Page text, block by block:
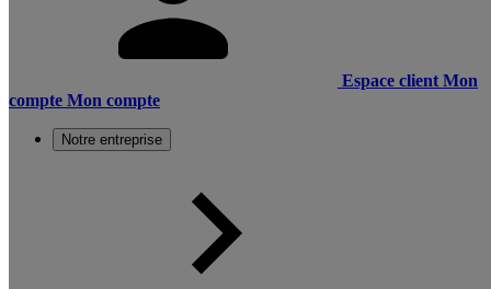
Espace client Mon
compte Mon compte
Notre entreprise